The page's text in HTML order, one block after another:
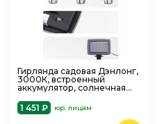
Гирлянда садовая Дэнлонг,
3000К, встроенный
аккумулятор, солнечная
REXANT
1 451 ₽ юр. лицам